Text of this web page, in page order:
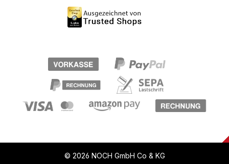
© 2026 NOCH GmbH Co & KG